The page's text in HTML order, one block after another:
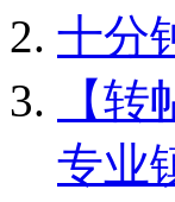
十分
【
专业